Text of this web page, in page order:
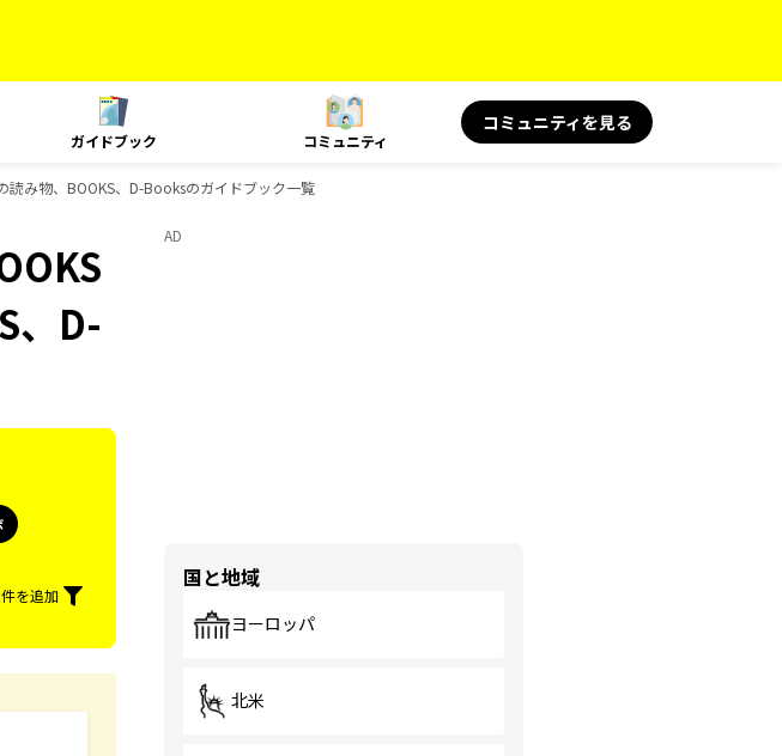
ガイドブック コミュニティ
コミュニティを見る
読み物、BOOKS、D-Booksのガイドブック一覧
、D-
を追加
AD
国と地域
ヨーロッパ
北米